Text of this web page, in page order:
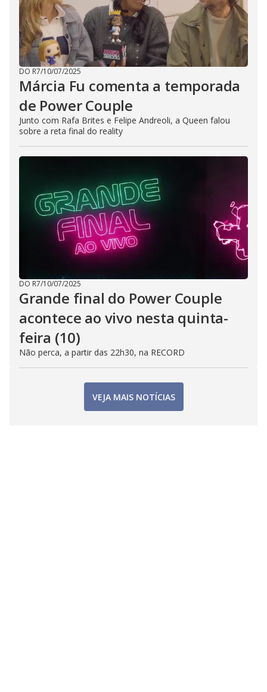
DO R7/10/07/2025
Márcia Fu comenta a temporada
de Power Couple
Junto com Rafa Brites e Felipe Andreoli, a Queen falou
sobre a reta final do reality
DO R7/10/07/2025
Grande final do Power Couple
acontece ao vivo nesta quinta-
feira (10)
Não perca, a partir das 22h30, na RECORD
VEJA MAIS NOTÍCIAS